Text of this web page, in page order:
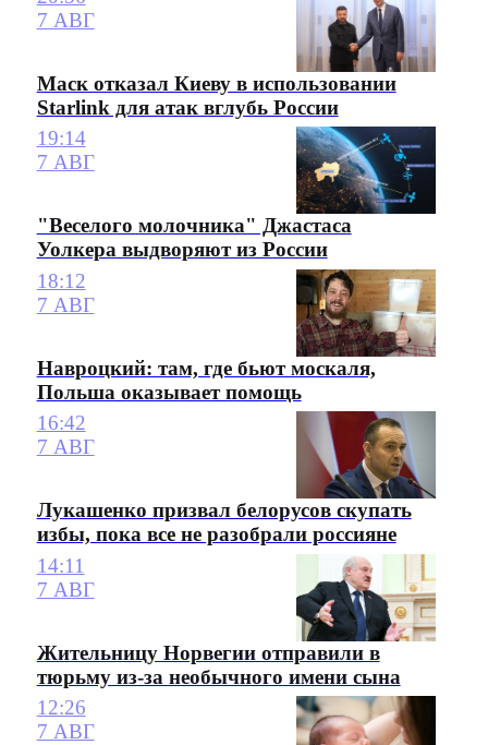
7 АВГ
Маск отказал Киеву в использовании
Starlink для атак вглубь России
19:14
7 АВГ
"Веселого молочника" Джастаса
Уолкера выдворяют из России
18:12
7 АВГ
Навроцкий: там, где бьют москаля,
Польша оказывает помощь
16:42
7 АВГ
Лукашенко призвал белорусов скупать
избы, пока все не разобрали россияне
14:11
7 АВГ
Жительницу Норвегии отправили в
тюрьму из-за необычного имени сына
12:26
7 АВГ